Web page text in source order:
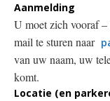
Aanmelding
U moet zich vooraf
mail te sturen naar
van uw naam, uw
komt.
Locatie (en